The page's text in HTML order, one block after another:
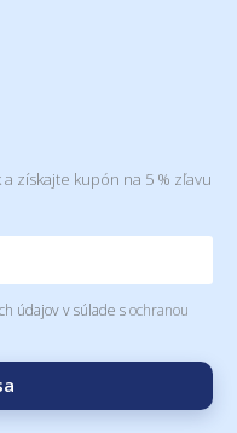
získajte kupón na 5 % zľavu
údajov v súlade sochranou